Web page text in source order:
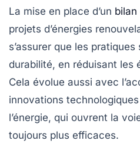
La mise en place d’un bilan
projets d’énergies
s’assurer que les
durabilité, en réduisant les
Cela évolue aussi avec
innovations
l’énergie, qui ouvrent la
toujours plus efficaces.